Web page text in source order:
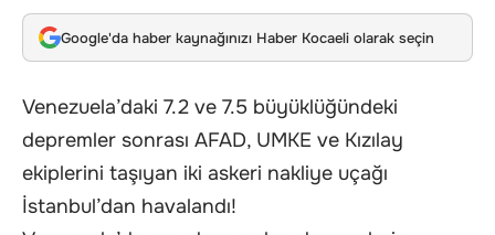
Google'da haber kaynağınızı Haber Kocaeli olarak seçin
Venezuela’daki 7.2 ve 7.5 büyüklüğündeki
depremler sonrası AFAD, UMKE ve Kızılay
ekiplerini taşıyan iki askeri nakliye uçağı
İstanbul’dan havalandı!